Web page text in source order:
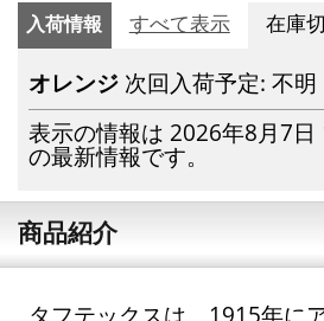
入荷情報 すべて表示 在庫
オレンジ 次回入荷予定: 不明
表示の情報は 2026年8月7
の最新情報です。
商品紹介
タフテックスは、1915年に